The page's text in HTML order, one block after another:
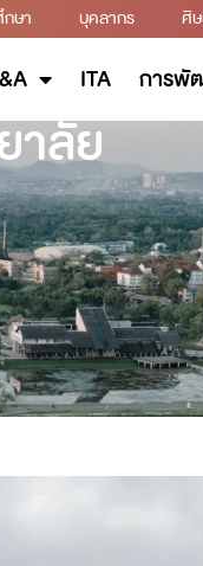
ษา บุคลากร ศิษ
ITA การพั
าลัย